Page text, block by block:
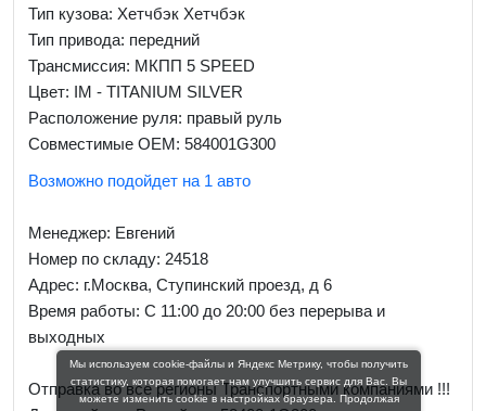
Тип кузова: Хетчбэк Хетчбэк
Тип привода: передний
Трансмиссия: МКПП 5 SPEED
Цвет: IM - TITANIUM SILVER
Расположение руля: правый руль
Совместимые OEM: 584001G300
Возможно подойдет на 1 авто
Менеджер: Евгений
Номер по складу: 24518
Адрес: г.Москва, Ступинский проезд, д 6
Время работы: С 11:00 до 20:00 без перерыва и
выходных
Отправка во все регионы Транспортными компаниями !!!
Мы используем cookie-файлы и Яндекс Метрику, чтобы получить
статистику, которая помогает нам улучшить сервис для Вас. Вы
можете изменить cookie в настройках браузера. Продолжая